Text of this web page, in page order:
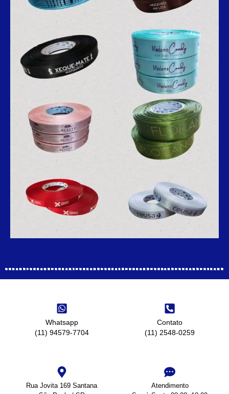
Whatsapp
(11) 94579-7704
Contato
(11) 2548-0259
Rua Jovita 169 Santana
Atendimento